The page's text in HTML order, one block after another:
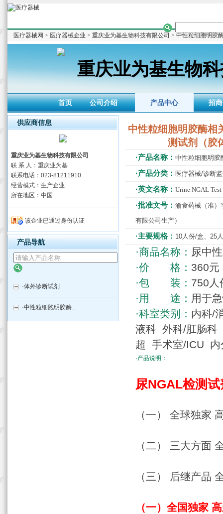
医疗器械网 > 医疗器械企业 > 重庆业为基生物科技有限公司 > 中性粒细胞明胶
重庆业为基生物
首页 公司介绍 产品中心 招
中性粒细胞明胶酶相
测试剂（胶
·产品名称： 中性粒细胞明胶
·产品分类： 医疗器械/诊断
·英文名称： Urine NGAL
·批准文号： 渝食药械（准）
有限公司生产）
·主要规格： 10人份/盒、25
·商品名称： 尿中
·价 格： 360元
·包 装： 750人
·用 途： 用于
·科室类别： 内科/
液科 外科/肛肠科
超 手术室/ICU
·产品说明：
尿NGAL检测
（一） 全球独家
（二） 三大方面
（三） 后继产品
（一）全国独家
供应商信息
重庆业为基生物科技有限公司
联 系 人：重庆业为基
联系电话：023-81211910
经营模式：生产企业
所在地区：中国
该企业已通过身份认证
产品导航
·体外诊断试剂
·中性粒细胞明胶酶...